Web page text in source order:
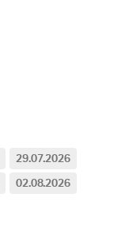
29.07.2026
02.08.2026